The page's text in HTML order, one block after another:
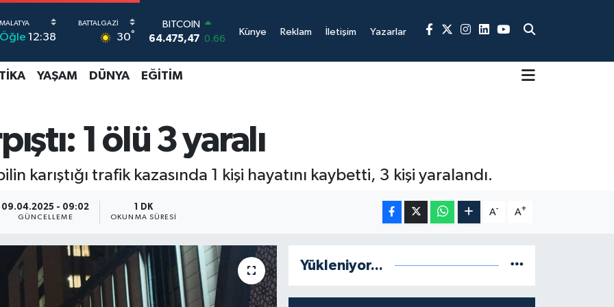
Öğle 12:38 30°
DOLAR
47,5986
0.06
55,0700
6518.23
0.39
BİST100
13.703
Künye Reklam İletişim Yazarlar
YAŞAM DÜNYA EĞITIM
1 ölü 3 yaralı
karıştığı trafik kazasında 1 kişi hayatını kaybetti, 3 kişi yaralandı.
09.04.2025 - 09:02
GÜNCELLEME
1 DK
OKUNMA SÜRESI
A- A+
Yükleniyor...